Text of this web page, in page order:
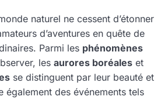
naturel ne cessent d’étonner
d’aventures en quête de
Parmi les phénomènes
les aurores boréales et
se distinguent par leur beauté et
également des événements tels